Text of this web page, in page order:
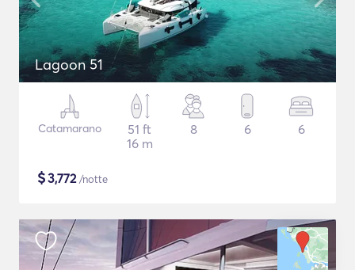
Lagoon 51
Catamarano
51 ft
16 m
8 6 6
$3,772/notte